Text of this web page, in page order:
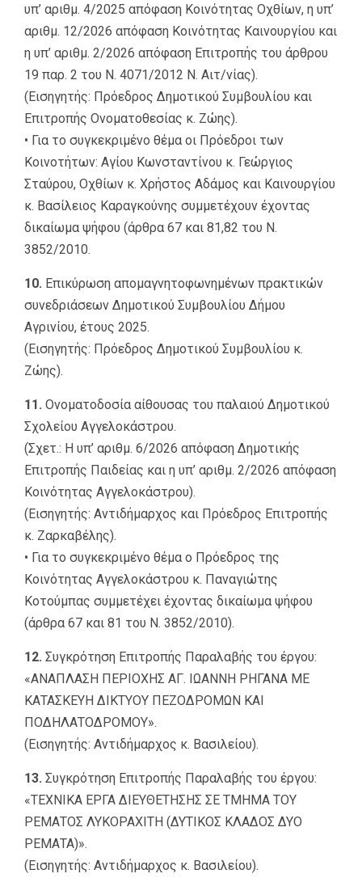
υπ’ αριθμ. 4/2025 απόφαση Κοινότητας Οχθίων, η υπ’
αριθμ. 12/2026 απόφαση Κοινότητας Καινουργίου και
η υπ’ αριθμ. 2/2026 απόφαση Επιτροπής του άρθρου
19 παρ. 2 του Ν. 4071/2012 Ν. Αιτ/νίας).
(Εισηγητής: Πρόεδρος Δημοτικού Συμβουλίου και
Επιτροπής Ονοματοθεσίας κ. Ζώης).
• Για το συγκεκριμένο θέμα οι Πρόεδροι των
Κοινοτήτων: Αγίου Κωνσταντίνου κ. Γεώργιος
Σταύρου, Οχθίων κ. Χρήστος Αδάμος και Καινουργίου
κ. Βασίλειος Καραγκούνης συμμετέχουν έχοντας
δικαίωμα ψήφου (άρθρα 67 και 81,82 του Ν.
3852/2010.
10. Επικύρωση απομαγνητοφωνημένων πρακτικών
συνεδριάσεων Δημοτικού Συμβουλίου Δήμου
Αγρινίου, έτους 2025.
(Εισηγητής: Πρόεδρος Δημοτικού Συμβουλίου κ.
Ζώης).
11. Ονοματοδοσία αίθουσας του παλαιού Δημοτικού
Σχολείου Αγγελοκάστρου.
(Σχετ.: Η υπ’ αριθμ. 6/2026 απόφαση Δημοτικής
Επιτροπής Παιδείας και η υπ’ αριθμ. 2/2026 απόφαση
Κοινότητας Αγγελοκάστρου).
(Εισηγητής: Αντιδήμαρχος και Πρόεδρος Επιτροπής
κ. Ζαρκαβέλης).
• Για το συγκεκριμένο θέμα ο Πρόεδρος της
Κοινότητας Αγγελοκάστρου κ. Παναγιώτης
Κοτούμπας συμμετέχει έχοντας δικαίωμα ψήφου
(άρθρα 67 και 81 του Ν. 3852/2010).
12. Συγκρότηση Επιτροπής Παραλαβής του έργου:
«ΑΝΑΠΛΑΣΗ ΠΕΡΙΟΧΗΣ ΑΓ. ΙΩΑΝΝΗ ΡΗΓΑΝΑ ΜΕ
ΚΑΤΑΣΚΕΥΗ ΔΙΚΤΥΟΥ ΠΕΖΟΔΡΟΜΩΝ ΚΑΙ
ΠΟΔΗΛΑΤΟΔΡΟΜΟΥ».
(Εισηγητής: Αντιδήμαρχος κ. Βασιλείου).
13. Συγκρότηση Επιτροπής Παραλαβής του έργου:
«ΤΕΧΝΙΚΑ ΕΡΓΑ ΔΙΕΥΘΕΤΗΣΗΣ ΣΕ ΤΜΗΜΑ ΤΟΥ
ΡΕΜΑΤΟΣ ΛΥΚΟΡΑΧΙΤΗ (ΔΥΤΙΚΟΣ ΚΛΑΔΟΣ ΔΥΟ
ΡΕΜΑΤΑ)».
(Εισηγητής: Αντιδήμαρχος κ. Βασιλείου).